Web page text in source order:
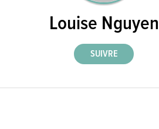
Louise Nguyen